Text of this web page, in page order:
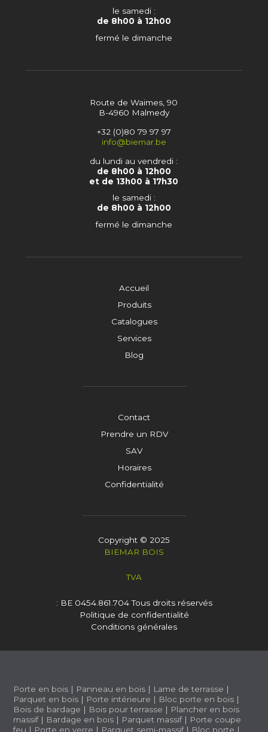
Accueil
Produits
Catalogues
Services
Blog
Contact
Prendre un RDV
SAV
Horaires
Confidentialité
le samedi :
de 8h00 à 12h00
fermé le dimanche
Route de Waimes, 90
B-4960 Malmedy
+32 (0)80 79 97 97
info@biemar.be
du lundi au vendredi :
de 8h00 à 12h00
et de 13h00 à 17h30
le samedi :
de 8h00 à 12h00
fermé le dimanche
Copyright © 2025
BIEMAR BOIS
TVA
: BE 0454.861.704Tous droits réservés
Politique de confidentialité
Conditions générales
Porte en bois | Panneau en bois | Lame de terrasse |
Parquet en bois | Porte intérieure | Bloc porte en bois |
Bois de bardage | Bois pour terrasse | Plancher en bois
massif| Bardage en bois | Parquet massif| Porte coupe
feu | Porte en verre | Parquet semi-massif| Bloc porte |